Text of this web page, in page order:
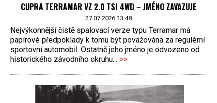
CUPRA TERRAMAR VZ 2.0 TSI 4WD – JMÉNO ZAVAZUJE
27.07.2026 13:48
Nejvýkonnější čistě spalovací verze typu Terramar má
papírové předpoklady k tomu být považována za regulérní
sportovní automobil. Ostatně jeho jméno je odvozeno od
historického závodního okruhu... >>